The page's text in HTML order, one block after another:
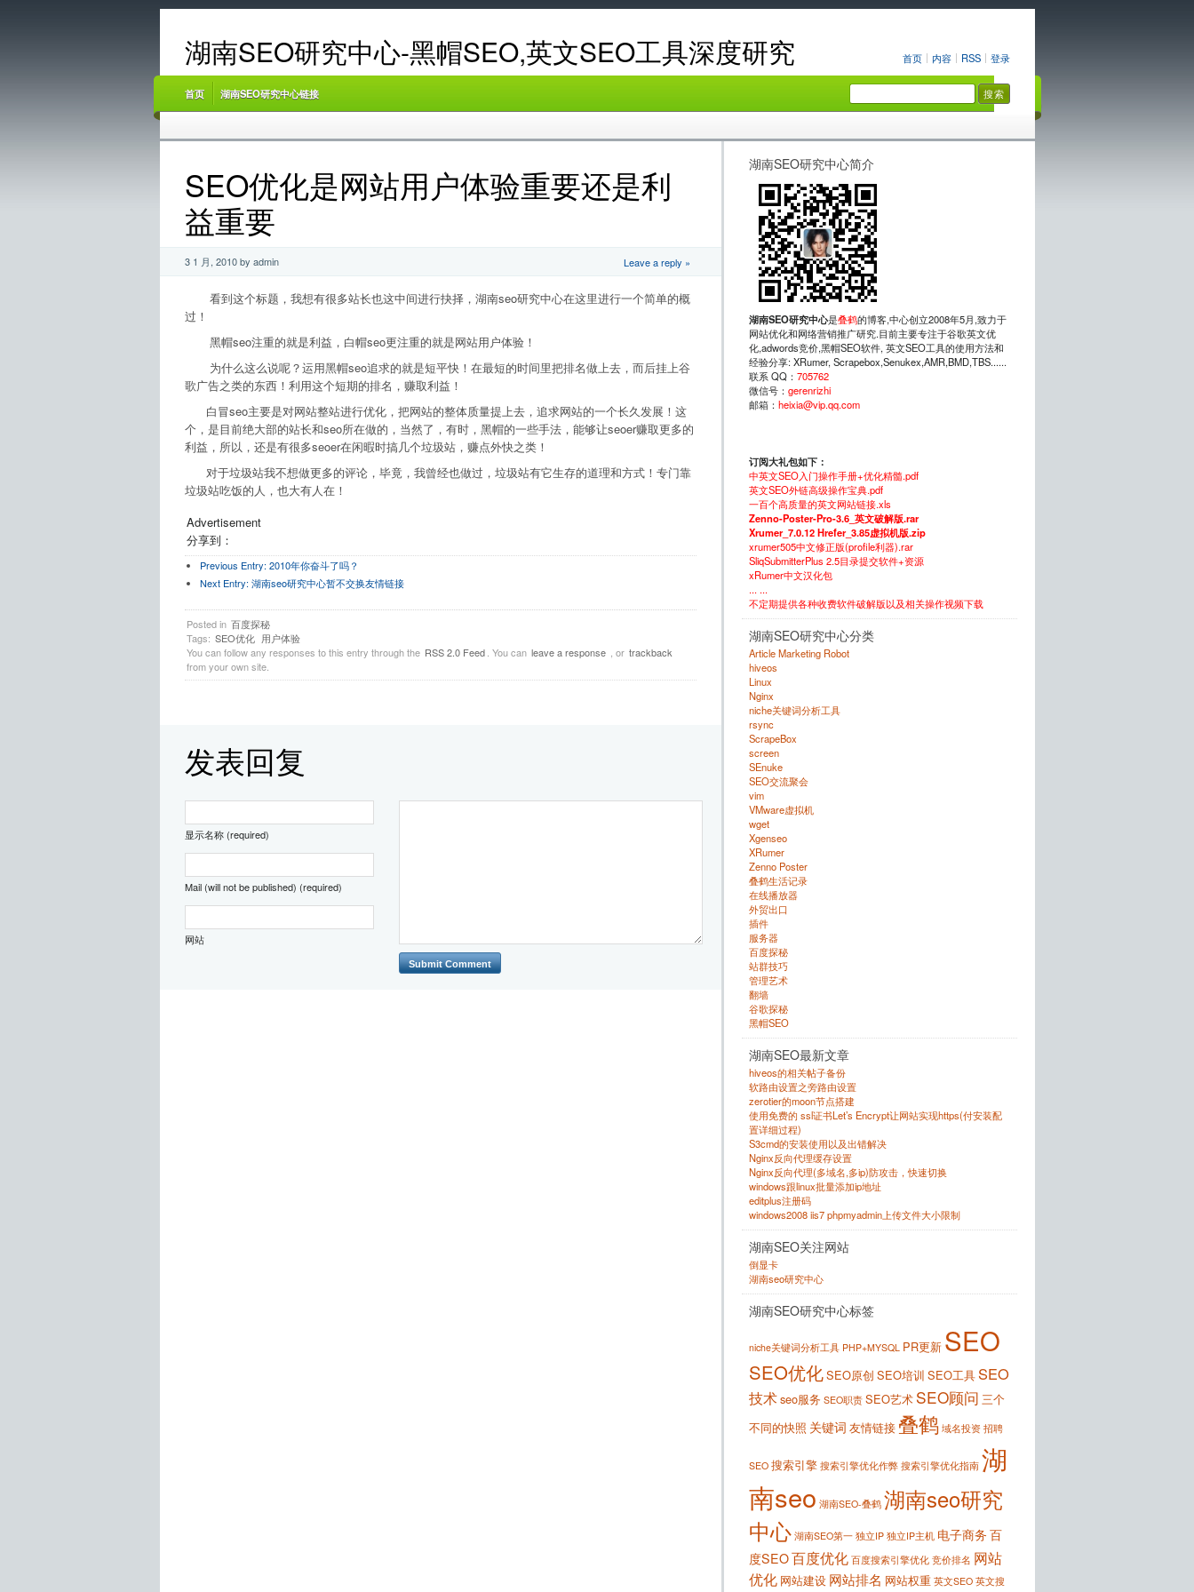
首页 内容 RSS 登录
湖南SEO研究中心-黑帽SEO,英文SEO工具深度研究
首页 湖南SEO研究中心链接
SEO优化是网站用户体验重要还是利
益重要
3 1 月, 2010 by admin Leave a reply »
看到这个标题，我想有很多站长也这中间进行抉择，湖南seo研究中心在这里进行一个简单的概
过！
黑帽seo注重的就是利益，白帽seo更注重的就是网站用户体验！
为什么这么说呢？运用黑帽seo追求的就是短平快！在最短的时间里把排名做上去，而后挂上谷
歌广告之类的东西！利用这个短期的排名，赚取利益！
白冒seo主要是对网站整站进行优化，把网站的整体质量提上去，追求网站的一个长久发展！这
个，是目前绝大部的站长和seo所在做的，当然了，有时，黑帽的一些手法，能够让seoer赚取更多的
利益，所以，还是有很多seoer在闲暇时搞几个垃圾站，赚点外快之类！
对于垃圾站我不想做更多的评论，毕竟，我曾经也做过，垃圾站有它生存的道理和方式！专门靠
垃圾站吃饭的人，也大有人在！
Advertisement
分享到：
Previous Entry: 2010年你奋斗了吗？
Next Entry: 湖南seo研究中心暂不交换友情链接
Posted in 百度探秘
Tags: SEO优化 用户体验
You can follow any responses to this entry through the RSS 2.0 Feed . You can leave a response , or trackback
from your own site.
发表回复
显示名称 (required)
Mail (will not be published) (required)
网站
湖南SEO研究中心简介
湖南SEO研究中心是叠鹤的博客,中心创立2008年5月,致力于
网站优化和网络营销推广研究.目前主要专注于谷歌英文优
化,adwords竞价,黑帽SEO软件, 英文SEO工具的使用方法和
经验分享: XRumer, Scrapebox,Senukex,AMR,BMD,TBS......
联系 QQ： 705762
微信号： gerenrizhi
邮箱： heixia@vip.qq.com
订阅大礼包如下：
中英文SEO入门操作手册+优化精髓.pdf
英文SEO外链高级操作宝典.pdf
一百个高质量的英文网站链接.xls
Zenno-Poster-Pro-3.6_英文破解版.rar
Xrumer_7.0.12 Hrefer_3.85虚拟机版.zip
xrumer505中文修正版(profile利器).rar
SliqSubmitterPlus 2.5目录提交软件+资源
xRumer中文汉化包
... ...
不定期提供各种收费软件破解版以及相关操作视频下载
湖南SEO研究中心分类
Article Marketing Robot
hiveos
Linux
Nginx
niche关键词分析工具
rsync
ScrapeBox
screen
SEnuke
SEO交流聚会
vim
VMware虚拟机
wget
Xgenseo
XRumer
Zenno Poster
叠鹤生活记录
在线播放器
外贸出口
插件
服务器
百度探秘
站群技巧
管理艺术
翻墙
谷歌探秘
黑帽SEO
湖南SEO最新文章
hiveos的相关帖子备份
软路由设置之旁路由设置
zerotier的moon节点搭建
使用免费的 ssl证书Let’s Encrypt让网站实现https(付安装配
置详细过程)
S3cmd的安装使用以及出错解决
Nginx反向代理缓存设置
Nginx反向代理(多域名,多ip)防攻击，快速切换
windows跟linux批量添加ip地址
editplus注册码
windows2008 iis7 phpmyadmin上传文件大小限制
湖南SEO关注网站
倒显卡
湖南seo研究中心
湖南SEO研究中心标签
niche关键词分析工具 PHP+MYSQL PR更新 SEO
SEO优化SEO原创 SEO培训 SEO工具 SEO
技术seo服务 SEO职责 SEO艺术 SEO顾问 三个
不同的快照 关键词 友情链接 叠鹤 域名投资 招聘
SEO 搜索引擎 搜索引擎优化作弊 搜索引擎优化指南 湖
南seo 湖南SEO-叠鹤 湖南seo研究
中心 湖南SEO第一 独立IP 独立IP主机 电子商务 百
度SEO百度优化 百度搜索引擎优化 竞价排名 网站
优化 网站建设 网站排名 网站权重 英文SEO 英文搜